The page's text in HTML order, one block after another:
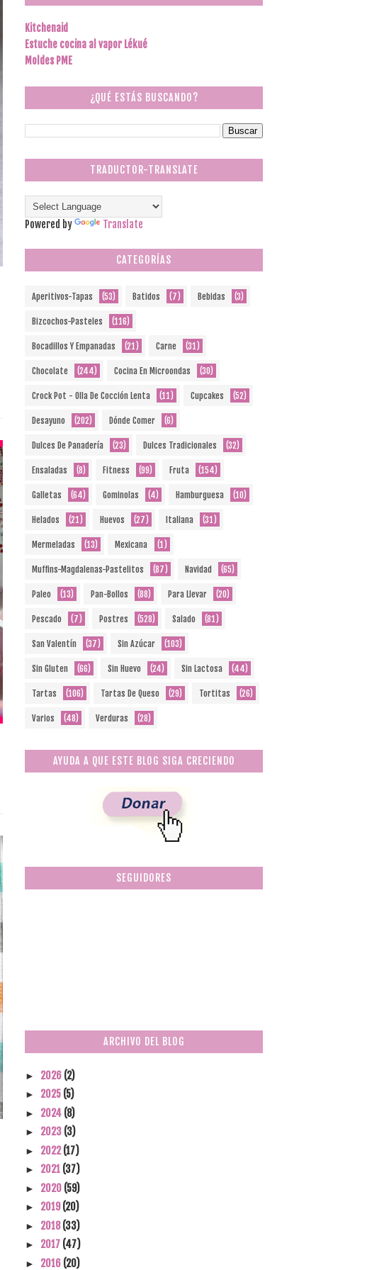
Kitchenaid
Estuche cocina al vapor Lékué
Moldes PME
¿QUÉ ESTÁS BUSCANDO?
TRADUCTOR-TRANSLATE
Powered by Translate
CATEGORÍAS
Aperitivos-Tapas (53) Batidos (7) Bebidas (3)
Bizcochos-Pasteles (116)
Bocadillos Y Empanadas (21) Carne (31)
Chocolate (244) Cocina En Microondas (30)
Crock Pot - Olla De Cocción Lenta (11) Cupcakes (52)
Desayuno (202) Dónde Comer (6)
Dulces De Panadería (23) Dulces Tradicionales (32)
Ensaladas (8) Fitness (99) Fruta (154)
Galletas (64) Gominolas (4) Hamburguesa (10)
Helados (21) Huevos (27) Italiana (31)
Mermeladas (13) Mexicana (1)
Muffins-Magdalenas-Pastelitos (87) Navidad (65)
Paleo (13) Pan-Bollos (88) Para Llevar (20)
Pescado (7) Postres (528) Salado (81)
San Valentín (37) Sin Azúcar (103)
Sin Gluten (66) Sin Huevo (24) Sin Lactosa (44)
Tartas (106) Tartas De Queso (29) Tortitas (26)
Varios (48) Verduras (28)
AYUDA A QUE ESTE BLOG SIGA CRECIENDO
SEGUIDORES
ARCHIVO DEL BLOG
► 2026 (2)
► 2025 (5)
► 2024 (8)
► 2023 (3)
► 2022(17)
► 2021 (37)
► 2020 (59)
► 2019(20)
► 2018(33)
► 2017 (47)
► 2016 (20)